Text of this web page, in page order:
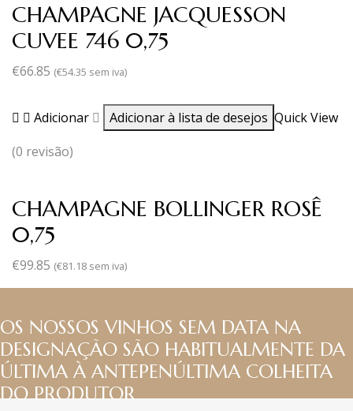
CHAMPAGNE JACQUESSON
CUVEE 746 0,75
€66.85 (€54.35 sem iva)
Adicionar Adicionar à lista de desejos Quick View
(0 revisão)
CHAMPAGNE BOLLINGER ROSÊ
0,75
€99.85 (€81.18 sem iva)
OS NOSSOS VINHOS SEM DATA NA
DESIGNAÇÃO SÃO HABITUALMENTE DA
ÚLTIMA À ANTEPENÚLTIMA COLHEITA
DO PRODUTOR